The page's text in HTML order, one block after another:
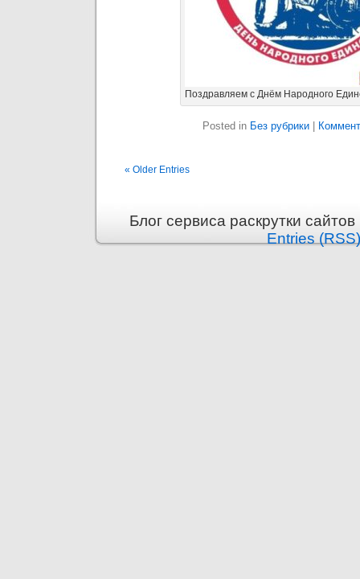
Поздравляем с Днём Народного
Posted in Без рубрики
« Older Entries
Блог сервиса раскрутки
Entries (RSS)